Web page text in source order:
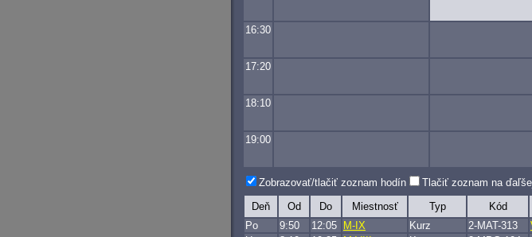
16:30
17:20
18:10
19:00
Zobrazovať/tlačiť zoznam hodín Tlačiť zoznam na
Deň Od Do Miestnosť Typ Kód
Po
9:50 12:05 M-IX Kurz 2-MAT-313